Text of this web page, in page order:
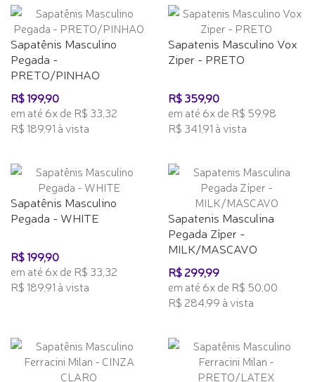
Sapatênis Masculino
Pegada -
PRETO/PINHAO
R$ 199,90
em até 6x de R$ 33,32
R$ 189,91 à vista
Sapatenis Masculino Vox
Ziper - PRETO
R$ 359,90
em até 6x de R$ 59,98
R$ 341,91 à vista
Sapatênis Masculino
Pegada - WHITE
R$ 199,90
em até 6x de R$ 33,32
R$ 189,91 à vista
Sapatenis Masculina
Pegada Zíper -
MILK/MASCAVO
R$ 299,99
em até 6x de R$ 50,00
R$ 284,99 à vista